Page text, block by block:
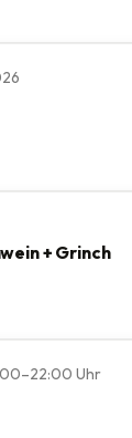
+ Grinch
Uhr